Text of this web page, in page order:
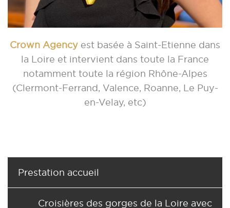
Crown Agency est basée à Saint-Etienne dans
la Loire et intervient dans toute la France
notamment toute la région Rhône-Alpes
(Clermont-Ferrand, Valence, Roanne, Le Puy-
en-Velay, etc)
Prestation accueil
Croisières des gorges de la Loire avec